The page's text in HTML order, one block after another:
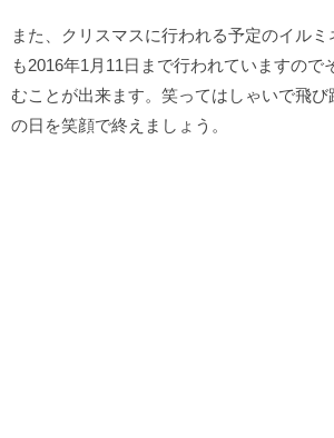
また、クリスマスに行われる予定のイルミ
も2016年1月11日まで行われていますので
むことが出来ます。笑ってはしゃいで飛び
の日を笑顔で終えましょう。